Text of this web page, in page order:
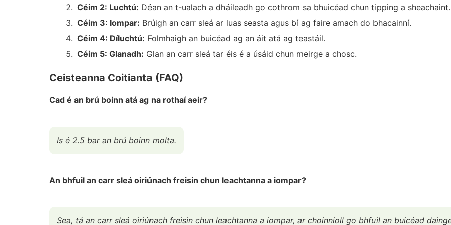
Céim 2: Luchtú: Déan an t-ualach a dháileadh go cothrom sa bhuicéad chun tipping a sheachaint.
Céim 3: Iompar: Brúigh an carr sleá ar luas seasta agus bí ag faire amach do bhacainní.
Céim 4: Díluchtú: Folmhaigh an buicéad ag an áit atá ag teastáil.
Céim 5: Glanadh: Glan an carr sleá tar éis é a úsáid chun meirge a chosc.
Ceisteanna Coitianta (FAQ)
Cad é an brú boinn atá ag na rothaí aeir?
Is é 2.5 bar an brú boinn molta.
An bhfuil an carr sleá oiriúnach freisin chun leachtanna a iompar?
Sea, tá an carr sleá oiriúnach freisin chun leachtanna a iompar, ar choinníoll go bhfuil an buicéad